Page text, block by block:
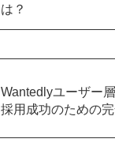
は？
Wantedlyユーザー
採用成功のための